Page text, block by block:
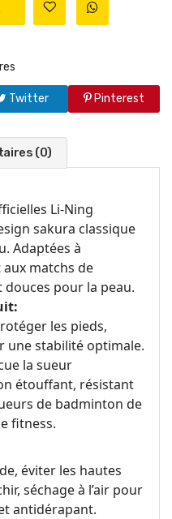
Twitter Pinterest
(0)
Li‑Ning
sakura classique
Adaptées à
matchs de
pour la peau.
les pieds,
une stabilité optimale.
la sueur
étouffant, résistant
de badminton de
fitness.
éviter les hautes
séchage à l’air pour
antidérapant.